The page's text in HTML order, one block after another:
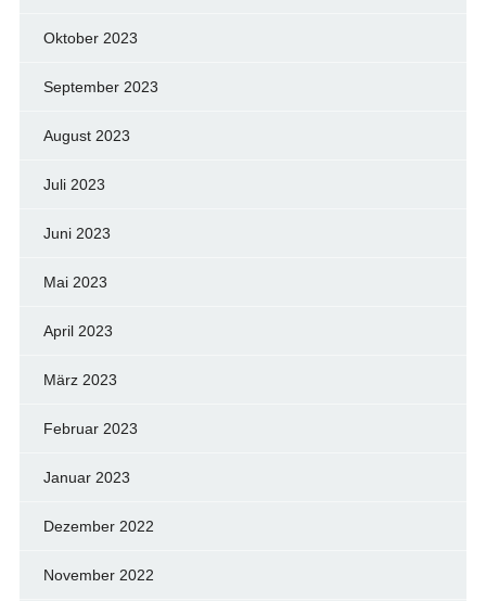
Oktober 2023
September 2023
August 2023
Juli 2023
Juni 2023
Mai 2023
April 2023
März 2023
Februar 2023
Januar 2023
Dezember 2022
November 2022